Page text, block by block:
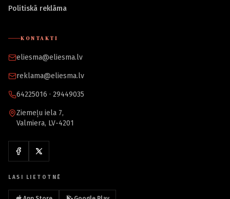
Politiskā reklāma
KONTAKTI
eliesma@eliesma.lv
reklama@eliesma.lv
64225016 · 29449035
Ziemeļu iela 7,
Valmiera, LV-4201
LASI LIETOTNĒ